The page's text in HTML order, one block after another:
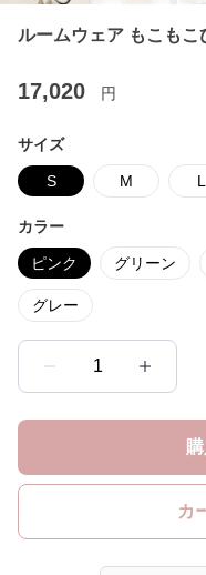
ルームウェア もこも
17,020 円
サイズ
S M L
カラー
ピンク グリーン
グレー
1
カ